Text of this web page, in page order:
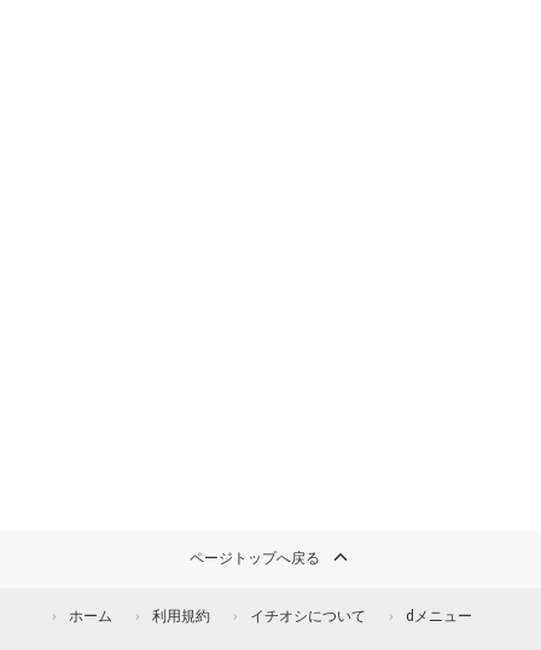
ページトップへ戻る
ホーム 利用規約 イチオシについて dメニュー